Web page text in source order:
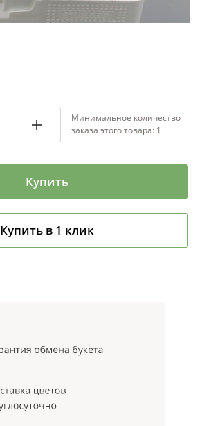
Минимальное количество
заказа этого товара: 1
Купить
Купить в 1 клик